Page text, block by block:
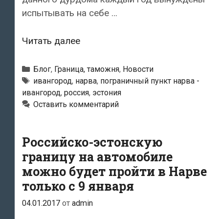
испытывать на себе …
Читать далееНа
пунктах
Эстонии
на
границе
практически
без
перемен:
заторы,
заторы,
Рубрики
Блог, Граница, таможня, Новости
Метки
ивангород, нарва, пограничный пункт нарва -
ивангород, россия, эстония
Оставить комментарий
Российско-эстонскую
границу на автомобиле
можно будет пройти в Нарве
только с 9 января
04.01.2017 от admin